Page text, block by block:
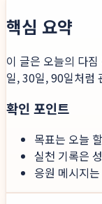
핵심 요약
이 글은 오늘의 다
일, 30일, 90일처럼
확인 포인트
목표는 오늘
실천 기록은
응원 메시지